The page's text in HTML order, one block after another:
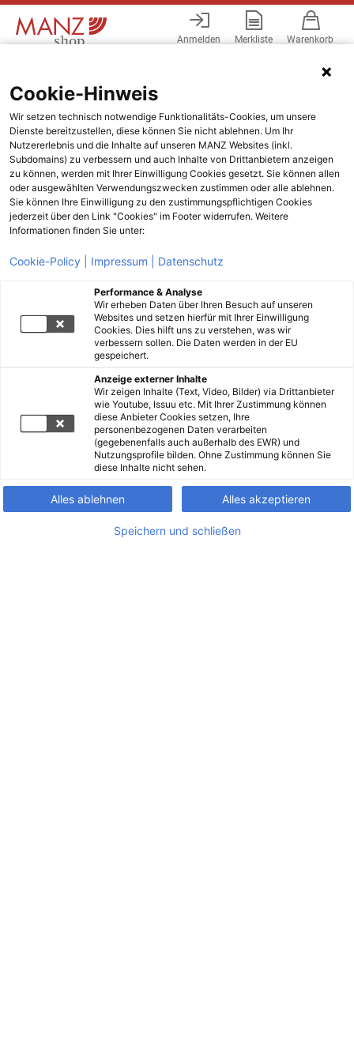
Anmelden Merkliste Warenkorb
Cookie-Hinweis
Wir setzen technisch notwendige Funktionalitäts-Cookies, um unsere
Dienste bereitzustellen, diese können Sie nicht ablehnen. Um Ihr
Nutzererlebnis und die Inhalte auf unseren MANZ Websites (inkl.
Subdomains) zu verbessern und auch Inhalte von Drittanbietern anzeigen
zu können, werden mit Ihrer Einwilligung Cookies gesetzt. Sie können allen
oder ausgewählten Verwendungszwecken zustimmen oder alle ablehnen.
Sie können Ihre Einwilligung zu den zustimmungspflichtigen Cookies
jederzeit über den Link "Cookies" im Footer widerrufen. Weitere
Informationen finden Sie unter:
Cookie-Policy | Impressum | Datenschutz
Performance & Analyse
Wir erheben Daten über Ihren Besuch auf unseren
Websites und setzen hierfür mit Ihrer Einwilligung
Cookies. Dies hilft uns zu verstehen, was wir
verbessern sollen. Die Daten werden in der EU
gespeichert.
Anzeige externer Inhalte
Wir zeigen Inhalte (Text, Video, Bilder) via Drittanbieter
wie Youtube, Issuu etc. Mit Ihrer Zustimmung können
diese Anbieter Cookies setzen, Ihre
personenbezogenen Daten verarbeiten
(gegebenenfalls auch außerhalb des EWR) und
Nutzungsprofile bilden. Ohne Zustimmung können Sie
diese Inhalte nicht sehen.
Alles ablehnen Alles akzeptieren
Speichern und schließen